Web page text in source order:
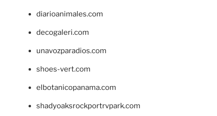
diarioanimales.com
decogaleri.com
unavozparadios.com
shoes-vert.com
elbotanicopanama.com
shadyoaksrockportrvpark.com